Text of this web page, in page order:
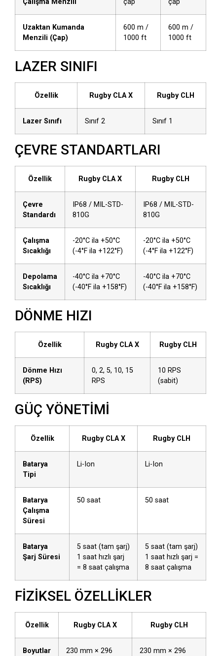
Uzaktan Kumanda
Menzili (Çap)
600 m /
1000 ft
600 m /
1000 ft
LAZER SINIFI
Özellik Rugby CLA X Rugby CLH
Lazer Sınıfı Sınıf 2 Sınıf 1
ÇEVRE STANDARTLARI
Özellik Rugby CLA X Rugby CLH
Çevre
Standardı
IP68 / MIL-STD-
810G
IP68 / MIL-STD-
810G
Çalışma
Sıcaklığı
-20°C ila +50°C
(-4°F ila +122°F)
-20°C ila +50°C
(-4°F ila +122°F)
Depolama
Sıcaklığı
-40°C ila +70°C
(-40°F ila +158°F)
-40°C ila +70°C
(-40°F ila +158°F)
DÖNME HIZI
Özellik Rugby CLA X Rugby CLH
Dönme Hızı
(RPS)
0, 2, 5, 10, 15
RPS
10 RPS
(sabit)
GÜÇ YÖNETİMİ
Özellik Rugby CLA X Rugby CLH
Batarya
Tipi
Li-Ion Li-Ion
Batarya
Çalışma
Süresi
50 saat 50 saat
Batarya
Şarj Süresi
5 saat (tam şarj)
1 saat hızlı şarj
= 8 saat çalışma
5 saat (tam şarj)
1 saat hızlı şarj =
8 saat çalışma
FİZİKSEL ÖZELLİKLER
Özellik Rugby CLA X Rugby CLH
Boyutlar
230 mm × 296
230 mm × 296